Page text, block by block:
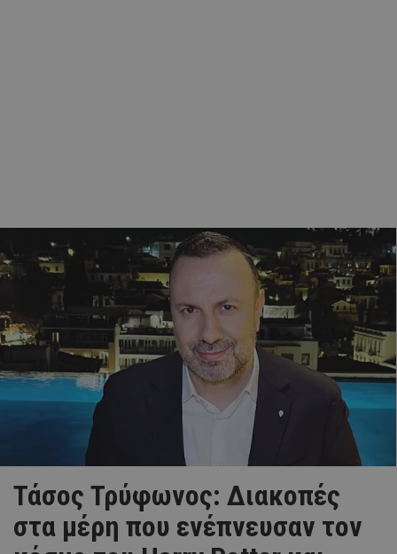
Τάσος Τρύφωνος: Διακοπές
στα μέρη που ενέπνευσαν τον